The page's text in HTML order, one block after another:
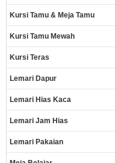
Kursi Tamu & Meja Tamu
Kursi Tamu Mewah
Kursi Teras
Lemari Dapur
Lemari Hias Kaca
Lemari Jam Hias
Lemari Pakaian